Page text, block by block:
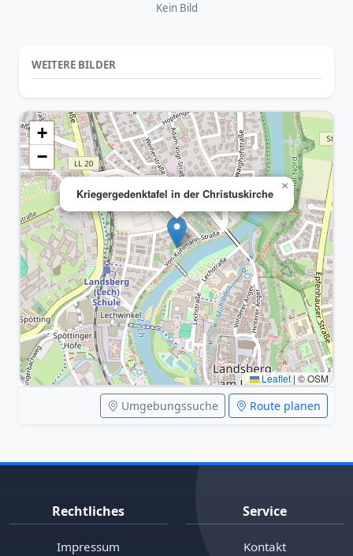
Kein Bild
WEITERE BILDER
Kriegergedenktafel in der Christuskirche
×
+
−
Leaflet | © OSM
Umgebungssuche Route planen
Rechtliches
Impressum
Service
Kontakt